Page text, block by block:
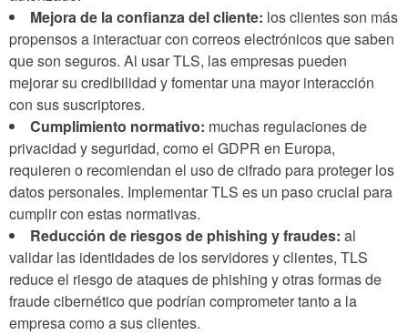
Mejora de la confianza del cliente: los clientes son más
propensos a interactuar con correos electrónicos que saben
que son seguros. Al usar TLS, las empresas pueden
mejorar su credibilidad y fomentar una mayor interacción
con sus suscriptores.
Cumplimiento normativo: muchas regulaciones de
privacidad y seguridad, como el GDPR en Europa,
requieren o recomiendan el uso de cifrado para proteger los
datos personales. Implementar TLS es un paso crucial para
cumplir con estas normativas.
Reducción de riesgos de phishing y fraudes: al
validar las identidades de los servidores y clientes, TLS
reduce el riesgo de ataques de phishing y otras formas de
fraude cibernético que podrían comprometer tanto a la
empresa como a sus clientes.